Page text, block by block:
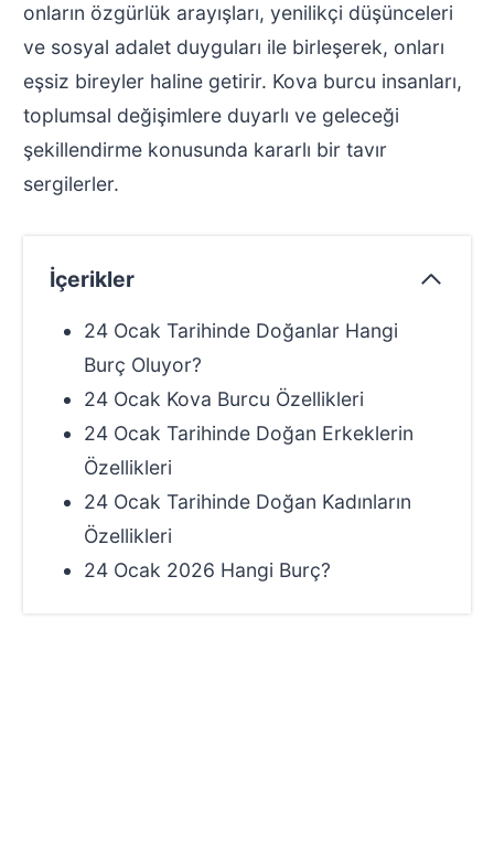
onların özgürlük arayışları, yenilikçi düşünceleri
ve sosyal adalet duyguları ile birleşerek, onları
eşsiz bireyler haline getirir. Kova burcu insanları,
toplumsal değişimlere duyarlı ve geleceği
şekillendirme konusunda kararlı bir tavır
sergilerler.
İçerikler
24 Ocak Tarihinde Doğanlar Hangi
Burç Oluyor?
24 Ocak Kova Burcu Özellikleri
24 Ocak Tarihinde Doğan Erkeklerin
Özellikleri
24 Ocak Tarihinde Doğan Kadınların
Özellikleri
24 Ocak 2026 Hangi Burç?